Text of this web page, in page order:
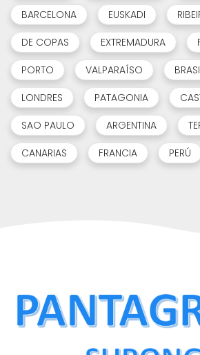
BARCELONA
EUSKADI
DE COPAS
EXTREMADURA
PORTO
VALPARAÍSO
LONDRES
PATAGONIA
SAO PAULO
ARGENTINA
CANARIAS
FRANCIA PERÚ